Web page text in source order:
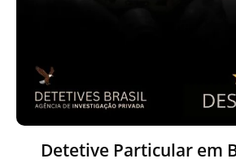
Detetive Particular em